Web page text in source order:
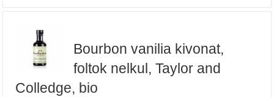
Bourbon vanilia kivonat,
foltok nelkul, Taylor and
Colledge, bio